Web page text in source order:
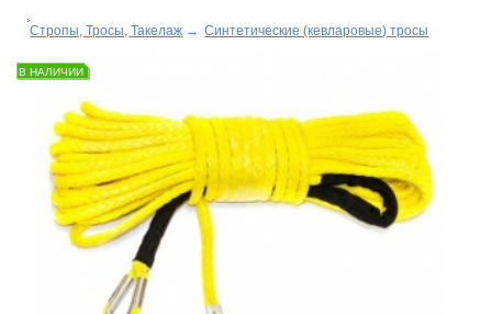
Стропы, Тросы, Такелаж → Синтетические (кевларовые) тросы
В НАЛИЧИИ